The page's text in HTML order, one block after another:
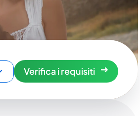
Verifica i requisiti